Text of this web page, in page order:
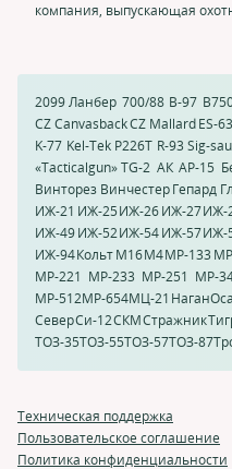
компания, выпускающая
2099 Ланбер 700/88 B-97
CZ CanvasbackCZ MallardES-63
K-77 Kel-Tek P226T R-93 Sig-
«Tacticalgun» TG-2 АК АР-15
Винторез ВинчестерГепард
ИЖ-21 ИЖ-25ИЖ-26ИЖ-27ИЖ-
ИЖ-49ИЖ-52ИЖ-54ИЖ-57ИЖ-
ИЖ-94КольтМ16М4МР-133
МР-221 МР-233 МР-251 МР-
МР-512МР-654МЦ-21 НаганОса
СеверСи-12СКМСтражник
ТОЗ-35ТОЗ-55ТОЗ-57ТОЗ-87
Техническая поддержка
Пользовательское соглашение
Политика конфиденциальности